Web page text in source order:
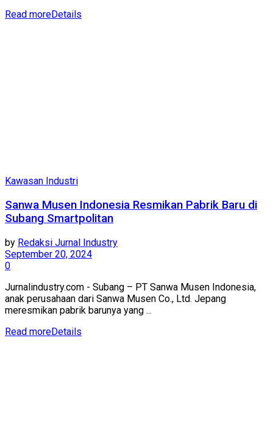
Read moreDetails
Kawasan Industri
Sanwa Musen Indonesia Resmikan Pabrik Baru di
Subang Smartpolitan
by Redaksi Jurnal Industry
September 20, 2024
0
Jurnalindustry.com - Subang – PT Sanwa Musen Indonesia,
anak perusahaan dari Sanwa Musen Co., Ltd. Jepang
meresmikan pabrik barunya yang ...
Read moreDetails